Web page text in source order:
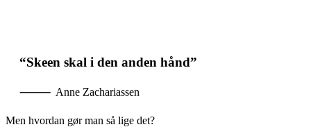
“Skeen skal i den anden hånd”
⸻ Anne Zachariassen
Men hvordan gør man så lige det?